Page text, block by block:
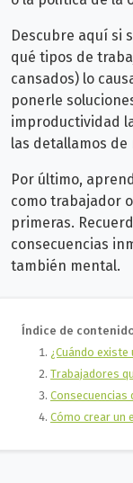
Descubre aquí si
qué tipos de
cansados) lo
ponerle
improductividad
las detallamos de
Por último,
como trabajador
primeras.
consecuencias
también mental.
Índice de
¿Cuándo
Trabajadores
Consecuencias
Cómo crear un